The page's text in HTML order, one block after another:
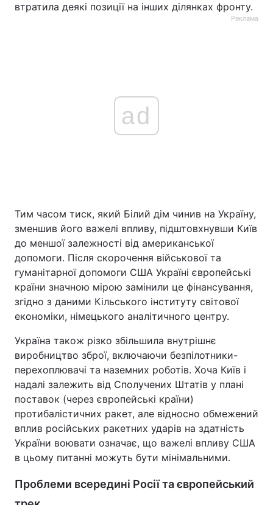
втратила деякі позиції на інших ділянках фронту.
Реклама
ad
Тим часом тиск, який Білий дім чинив на Україну,
зменшив його важелі впливу, підштовхнувши Київ
до меншої залежності від американської
допомоги. Після скорочення військової та
гуманітарної допомоги США Україні європейські
країни значною мірою замінили це фінансування,
згідно з даними Кільського інституту світової
економіки, німецького аналітичного центру.
Україна також різко збільшила внутрішнє
виробництво зброї, включаючи безпілотники-
перехоплювачі та наземних роботів. Хоча Київ і
надалі залежить від Сполучених Штатів у плані
поставок (через європейські країни)
протибалістичних ракет, але відносно обмежений
вплив російських ракетних ударів на здатність
України воювати означає, що важелі впливу США
в цьому питанні можуть бути мінімальними.
Проблеми всередині Росії та європейський